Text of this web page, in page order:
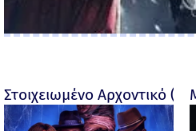
Στοιχειωμένο Αρχοντικό